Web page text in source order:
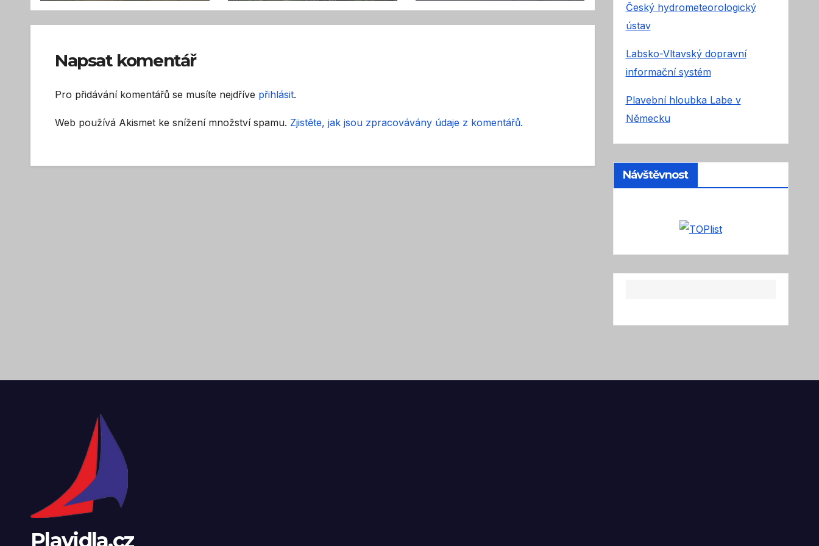
lodě a houseboaty
Napsat komentář
Pro přidávání komentářů se musíte nejdříve přihlásit.
Web používá Akismet ke snížení množství spamu. Zjistěte, jak jsou zpracovávány údaje z komentářů.
Český hydrometeorologický
ústav
Labsko-Vltavský dopravní
informační systém
Plavební hloubka Labe v
Německu
Návštěvnost
Plavidla.cz